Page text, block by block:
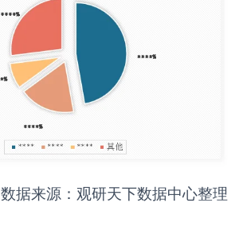
数据来源：观研天下数据中心整理